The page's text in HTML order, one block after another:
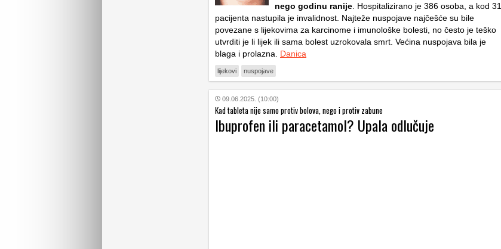
nego godinu ranije . Hospitalizirano je 386 osoba, a kod 31
pacijenta nastupila je invalidnost. Najteže nuspojave najčešće su bile
povezane s lijekovima za karcinome i imunološke bolesti, no često je teško
utvrditi je li lijek ili sama bolest uzrokovala smrt. Većina nuspojava bila je
blaga i prolazna. Danica
lijekovi nuspojave
09.06.2025. (10:00)
Kad tableta nije samo protiv bolova, nego i protiv zabune
Ibuprofen ili paracetamol? Upala odlučuje